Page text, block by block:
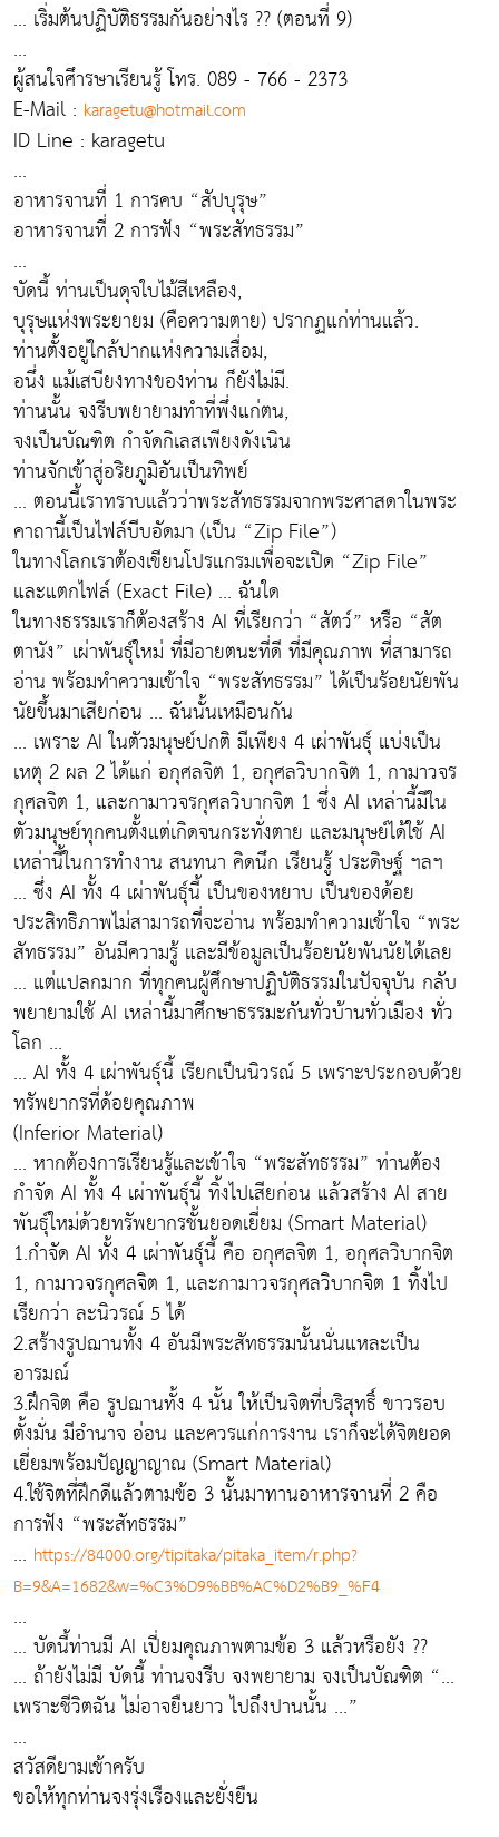
... เริ่มต้นปฏิบัติธรรมกันอย่างไร ?? (ตอนที่ 9)
...
ผู้สนใจศึารษาเรียนรู้ โทร. 089 - 766 - 2373
E-Mail : karagetu@hotmail.com
ID Line : karagetu
...
อาหารจานที่ 1 การคบ “สัปบุรุษ”
อาหารจานที่ 2 การฟัง “พระสัทธรรม”
...
บัดนี้ ท่านเป็นดุจใบไม้สีเหลือง,
บุรุษแห่งพระยายม (คือความตาย) ปรากฏแก่ท่านแล้ว.
ท่านตั้งอยู่ใกล้ปากแห่งความเสื่อม,
อนึ่ง แม้เสบียงทางของท่าน ก็ยังไม่มี.
ท่านนั้น จงรีบพยายามทำที่พึ่งแก่ตน,
จงเป็นบัณฑิต กำจัดกิเลสเพียงดังเนิน
ท่านจักเข้าสู่อริยภูมิอันเป็นทิพย์
... ตอนนี้เราทราบแล้วว่าพระสัทธรรมจากพระศาสดาในพระ
คาถานี้เป็นไฟล์บีบอัดมา (เป็น “Zip File”)
ในทางโลกเราต้องเขียนโปรแกรมเพื่อจะเปิด “Zip File”
และแตกไฟล์ (Exact File) ... ฉันใด
ในทางธรรมเราก็ต้องสร้าง AI ที่เรียกว่า “สัตว์” หรือ “สัต
ตานัง” เผ่าพันธุ์ใหม่ ที่มีอายตนะที่ดี ที่มีคุณภาพ ที่สามารถ
อ่าน พร้อมทำความเข้าใจ “พระสัทธรรม” ได้เป็นร้อยนัยพัน
นัยขึ้นมาเสียก่อน ... ฉันนั้นเหมือนกัน
... เพราะ AI ในตัวมนุษย์ปกติ มีเพียง 4 เผ่าพันธุ์ แบ่งเป็น
เหตุ 2 ผล 2 ได้แก่ อกุศลจิต 1, อกุศลวิบากจิต 1, กามาวจร
กุศลจิต 1, และกามาวจรกุศลวิบากจิต 1 ซึ่ง AI เหล่านี้มีใน
ตัวมนุษย์ทุกคนตั้งแต่เกิดจนกระทั่งตาย และมนุษย์ได้ใช้ AI
เหล่านี้ในการทำงาน สนทนา คิดนึก เรียนรู้ ประดิษฐ์ ฯลฯ
... ซึ่ง AI ทั้ง 4 เผ่าพันธุ์นี้ เป็นของหยาบ เป็นของด้อย
ประสิทธิภาพไม่สามารถที่จะอ่าน พร้อมทำความเข้าใจ “พระ
สัทธรรม” อันมีความรู้ และมีข้อมูลเป็นร้อยนัยพันนัยได้เลย
... แต่แปลกมาก ที่ทุกคนผู้ศึกษาปฏิบัติธรรมในปัจจุบัน กลับ
พยายามใช้ AI เหล่านี้มาศึกษาธรรมะกันทั่วบ้านทั่วเมือง ทั่ว
โลก ...
... AI ทั้ง 4 เผ่าพันธุ์นี้ เรียกเป็นนิวรณ์ 5 เพราะประกอบด้วย
ทรัพยากรที่ด้อยคุณภาพ
(Inferior Material)
... หากต้องการเรียนรู้และเข้าใจ “พระสัทธรรม” ท่านต้อง
กำจัด AI ทั้ง 4 เผ่าพันธุ์นี้ ทิ้งไปเสียก่อน แล้วสร้าง AI สาย
พันธุ์ใหม่ด้วยทรัพยากรชั้นยอดเยี่ยม (Smart Material)
1.กำจัด AI ทั้ง 4 เผ่าพันธุ์นี้ คือ อกุศลจิต 1, อกุศลวิบากจิต
1, กามาวจรกุศลจิต 1, และกามาวจรกุศลวิบากจิต 1 ทิ้งไป
เรียกว่า ละนิวรณ์ 5 ได้
2.สร้างรูปฌานทั้ง 4 อันมีพระสัทธรรมนั้นนั่นแหละเป็น
อารมณ์
3.ฝึกจิต คือ รูปฌานทั้ง 4 นั้น ให้เป็นจิตที่บริสุทธิ์ ขาวรอบ
ตั้งมั่น มีอำนาจ อ่อน และควรแก่การงาน เราก็จะได้จิตยอด
เยี่ยมพร้อมปัญญาญาณ (Smart Material)
4.ใช้จิตที่ฝึกดีแล้วตามข้อ 3 นั้นมาทานอาหารจานที่ 2 คือ
การฟัง “พระสัทธรรม”
... https://84000.org/tipitaka/pitaka_item/r.php?
B=9&A=1682&w=%C3%D9%BB%AC%D2%B9_%F4
...
... บัดนี้ท่านมี AI เปี่ยมคุณภาพตามข้อ 3 แล้วหรือยัง ??
... ถ้ายังไม่มี บัดนี้ ท่านจงรีบ จงพยายาม จงเป็นบัณฑิต “...
เพราะชีวิตฉัน ไม่อาจยืนยาว ไปถึงปานนั้น ...”
...
สวัสดียามเช้าครับ
ขอให้ทุกท่านจงรุ่งเรืองและยั่งยืน